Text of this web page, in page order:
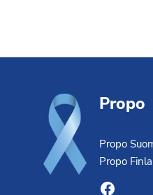
Propo
Propo
Propo
Facebook